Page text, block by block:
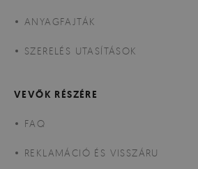
ANYAGFAJTÁK
SZERELÉS UTASÍTÁSOK
VEVŐK RÉSZÉRE
FAQ
REKLAMÁCIÓ ÉS VISSZÁRU